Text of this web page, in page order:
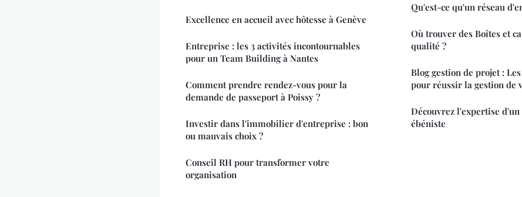
Excellence en accueil avec hôtesse à Genève
Entreprise : les 3 activités incontournables
pour un Team Building à Nantes
Comment prendre rendez-vous pour la
demande de passeport à Poissy ?
Investir dans l'immobilier d'entreprise : bon
ou mauvais choix ?
Conseil RH pour transformer votre
organisation
Qu'est-ce qu'un réseau
Où trouver des Boîtes et
qualité ?
Blog gestion de projet :
pour réussir la gestion de
Découvrez l'expertise
ébéniste